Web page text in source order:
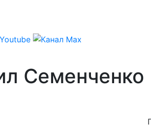
Семенченко